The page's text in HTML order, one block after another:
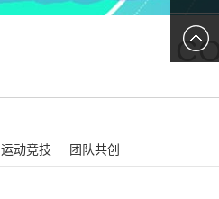
运动竞技 团队共创
留言报